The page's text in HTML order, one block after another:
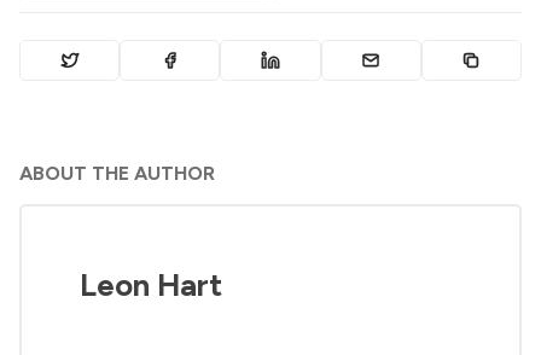
ABOUT THE AUTHOR
Leon Hart